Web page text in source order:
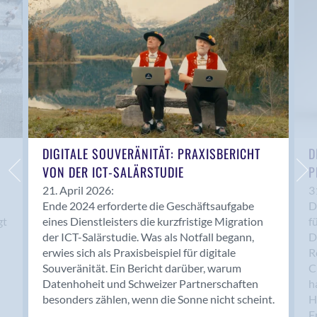
Anwil
Appenzell
Au SG
Baar
Baden
Balsthal
Balzers
Basel
Bassersdorf
Belp
Bendern
Benken (SG)
Bergdietikon
Berlin
Bern
Bern - Liebefeld
DIGITALE SOUVERÄNITÄT: PRAXISBERICHT
VON DER ICT-SALÄRSTUDIE
21. April 2026:
Ende 2024 erforderte die Geschäftsaufgabe
eines Dienstleisters die kurzfristige Migration
der ICT-Salärstudie. Was als Notfall begann,
erwies sich als Praxisbeispiel für digitale
Souveränität. Ein Bericht darüber, warum
Datenhoheit und Schweizer Partnerschaften
besonders zählen, wenn die Sonne nicht scheint.